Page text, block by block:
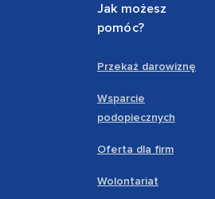
Jak możesz
pomóc?
Przekaż darowiznę
Wsparcie
podopiecznych
Oferta dla firm
Wolontariat